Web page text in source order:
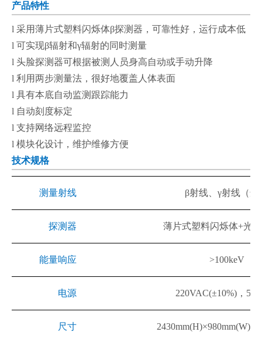
产品特性
l 采用薄片式塑料闪烁体β探测器，可靠性好，运行成本低
l 可实现β辐射和γ辐射的同时测量
l 头脸探测器可根据被测人员身高自动或手动升降
l 利用两步测量法，很好地覆盖人体表面
l 具有本底自动监测跟踪能力
l 自动刻度标定
l 支持网络远程监控
l 模块化设计，维护维修方便
技术规格
测量射线 β射线、 γ射线（选
探测器 薄片式塑料闪烁体+光
能量响应 >100keV
电源 220VAC(±10%)， 50/
尺寸